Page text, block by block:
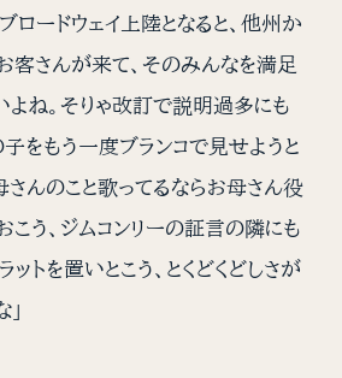
ロードウェイ上陸となると、他州か
客さんが来て、そのみんなを満足
よね。そりゃ改訂で説明過多にも
をもう一度ブランコで見せようと
んのこと歌ってるならお母さん役
う、ジムコンリーの証言の隣にも
トを置いとこう、とくどくどしさが